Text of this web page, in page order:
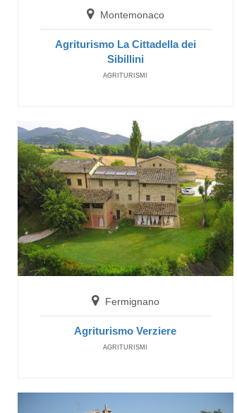
Montemonaco
Agriturismo La Cittadella dei
Sibillini
AGRITURISMI
Fermignano
Agriturismo Verziere
AGRITURISMI